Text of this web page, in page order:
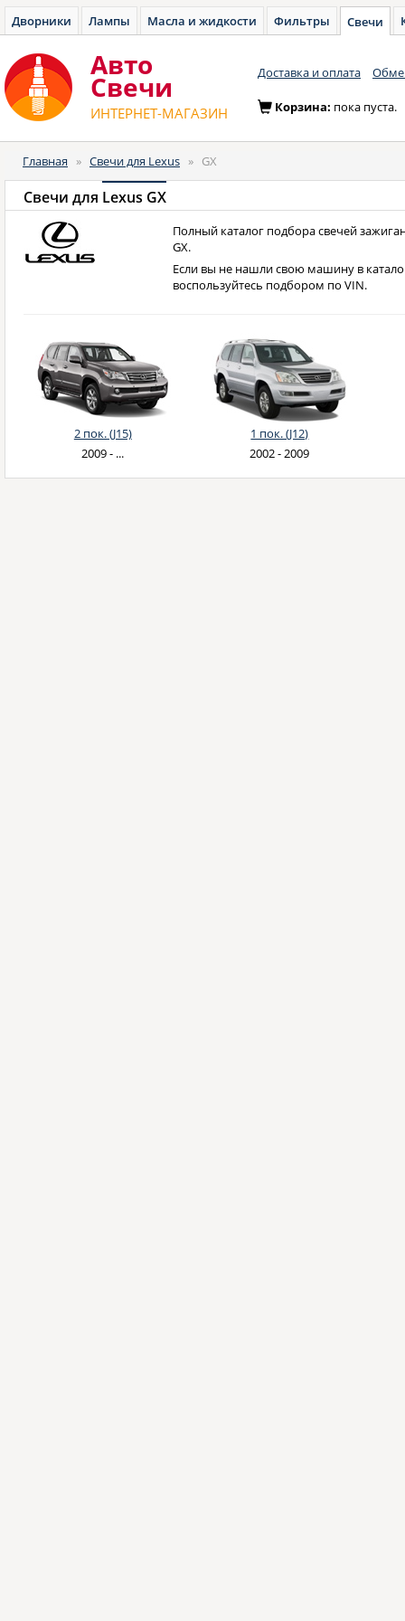
Дворники Лампы Масла и жидкости Фильтры Свечи
Авто
Cвечи
ИНТЕРНЕТ-МАГАЗИН
Доставка и оплата
Корзина: пока пуста.
Главная » Свечи для Lexus » GX
Свечи для Lexus GX
Полный каталог подбора свечей
GX.
Если вы не нашли свою машину в
воспользуйтесь подбором по VIN.
2 пок. (J15)
2009 - ...
1 пок. (J12)
2002 - 2009